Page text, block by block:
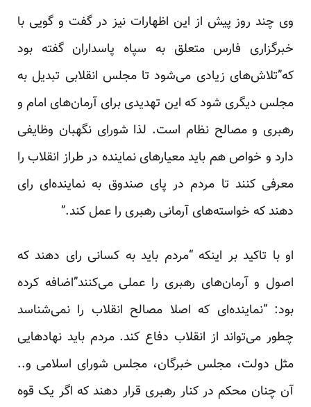
وی چند روز پیش از این اظهارات نیز در گفت و گویی با
خبرگزاری فارس متعلق به سپاه پاسداران گفته بود
که”تلاش‌های زیادی می‌شود تا مجلس انقلابی تبدیل به
مجلس دیگری شود که این تهدیدی برای آرمان‌های امام و
رهبری و مصالح نظام است. لذا شورای نگهبان وظایفی
دارد و خواص هم باید معیارهای نماینده در طراز انقلاب را
معرفی کنند تا مردم در پای صندوق‌ به نماینده‌ای رای
دهند که خواسته‌های آرمانی رهبری را عمل کند.”
او با تاکید بر اینکه “مردم باید به کسانی رای دهند که
اصول و آرمان‌های رهبری را عملی می‌کنند”اضافه کرده
بود: “نماینده‌ای که اصلا مصالح انقلاب را نمی‌شناسد
چطور می‌تواند از انقلاب دفاع کند. مردم باید نهادهایی
مثل دولت، مجلس خبرگان، مجلس شورای اسلامی و..
آن چنان محکم در کنار رهبری قرار دهند که اگر یک قوه